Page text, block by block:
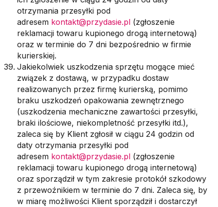
otrzymania przesyłki pod
adresem kontakt@przydasie.pl (zgłoszenie
reklamacji towaru kupionego drogą internetową)
oraz w terminie do 7 dni bezpośrednio w firmie
kurierskiej.
Jakiekolwiek uszkodzenia sprzętu mogące mieć
związek z dostawą, w przypadku dostaw
realizowanych przez firmę kurierską, pomimo
braku uszkodzeń opakowania zewnętrznego
(uszkodzenia mechaniczne zawartości przesyłki,
braki ilościowe, niekompletność przesyłki itd.),
zaleca się by Klient zgłosił w ciągu 24 godzin od
daty otrzymania przesyłki pod
adresem kontakt@przydasie.pl (zgłoszenie
reklamacji towaru kupionego drogą internetową)
oraz sporządził w tym zakresie protokół szkodowy
z przewoźnikiem w terminie do 7 dni. Zaleca się, by
w miarę możliwości Klient sporządził i dostarczył